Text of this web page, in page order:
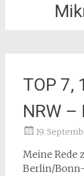
TOP 7,
NRW –
19.
Meine Rede
Berlin/Bonn-